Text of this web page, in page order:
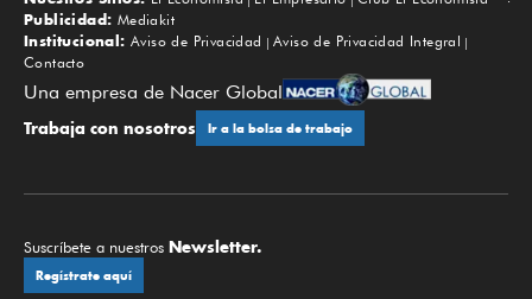
Publicidad: Mediakit
Institucional: Aviso de Privacidad
Aviso de Privacidad Integral
Contacto
Una empresa de Nacer Global
Trabaja con nosotros Ir a la bolsa de trabajo
Suscríbete a nuestros Newsletter.
Regístrate aquí